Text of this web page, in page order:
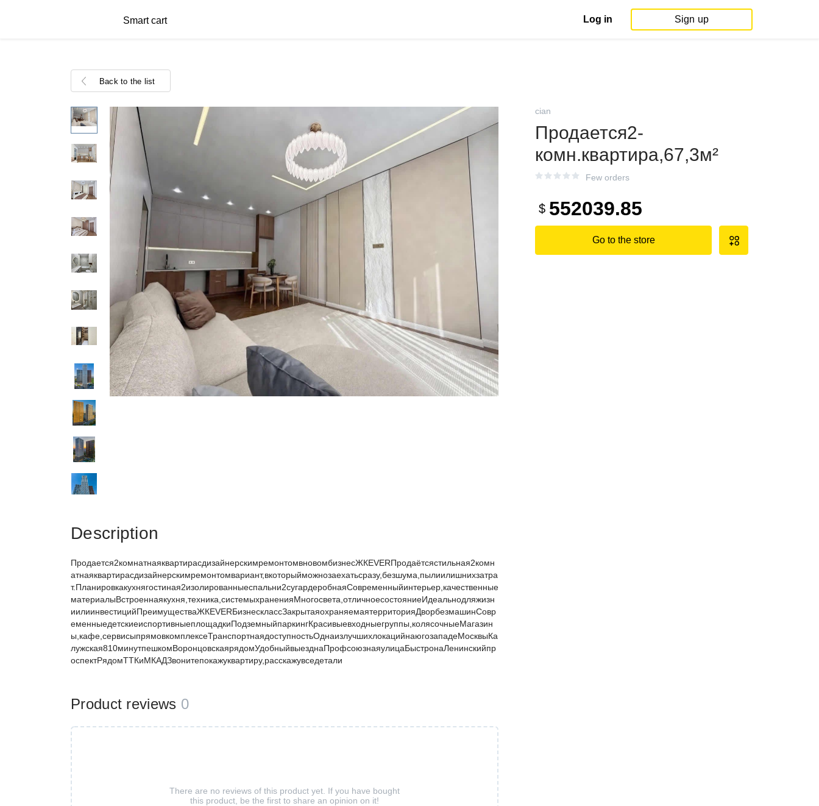
Smart cart Log in Sign up
Back to the list
cian
Продается2-
комн.квартира,67,3м²
Few orders
$ 552039.85
Go to the store
Description
Продается2комнатнаяквартирасдизайнерскимремонтомвновомбизнесЖКEVERПродаётсястильная2комн
атнаяквартирасдизайнерскимремонтомвариант,вкоторыйможнозаехатьсразу,безшума,пылиилишнихзатра
т.Планировкакухнягостиная2изолированныеспальни2сугардеробнаяСовременныйинтерьер,качественные
материалыВстроеннаякухня,техника,системыхраненияМногосвета,отличноесостояниеИдеальнодляжизн
иилиинвестицийПреимуществаЖКEVERБизнесклассЗакрытаяохраняемаятерриторияДворбезмашинСовр
еменныедетскиеиспортивныеплощадкиПодземныйпаркингКрасивыевходныегруппы,колясочныеМагазин
ы,кафе,сервисыпрямовкомплексеТранспортнаядоступностьОднаизлучшихлокацийнаюгозападеМосквыКа
лужская810минутпешкомВоронцовскаярядомУдобныйвыезднаПрофсоюзнаяулицаБыстронаЛенинскийпр
оспектРядомТТКиМКАДЗвонитепокажуквартиру,расскажувседетали
Product reviews 0
There are no reviews of this product yet. If you have bought
this product, be the first to share an opinion on it!